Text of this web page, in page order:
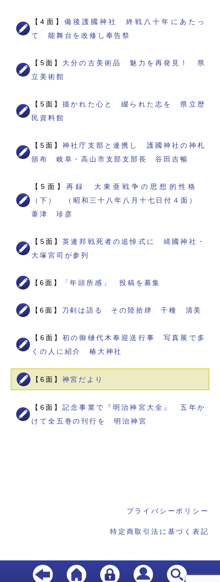
【4面】 備後護國神社 終戦八十年にあたっ
て 能舞台を改修し奉告祭
【5面】 大分の古美術品 魅力を再発見！ 県
立美術館
【5面】描かれた心と 綴られた志を 県立歴
民資料館
【5面】神社庁支部と連携し 護國神社の神札
頒布 岐阜・高山市支部支部長 谷田吉暢
【5面】 再録 大東亜戦争の思想的性格
（下） （昭和三十八年八月十七日付４面）
葦津 珍彦
【5面】英連邦戦死者の追悼式に 靖國神社・
大塚宮司が参列
【6面】 「年頭所感」 投稿を募集
【6面】 刀剣は語る その陸拾肆 千種 清美
【6面】初の御樋代木奉迎送行事 写真展で多
くの人に紹介 椿大神社
【6面】 神宮だより
【6面】記念事業で『明治神宮大全』 五年か
けて全五巻の刊行を 明治神宮
プライバシーポリシー
特定商取引法に基づく表記